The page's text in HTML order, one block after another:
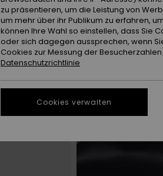
zu präsentieren, um die Leistung von
um mehr über ihr Publikum zu erfahren,
können Ihre Wahl so einstellen, dass Sie
oder sich dagegen aussprechen, wenn
Cookies zur Messung der
Datenschutzrichtlinie
Cookies verwalten